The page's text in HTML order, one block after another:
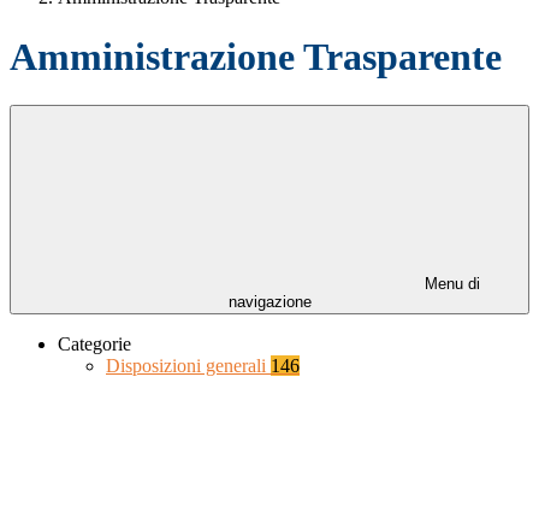
Amministrazione Trasparente
Menu di
navigazione
Categorie
Disposizioni generali 146